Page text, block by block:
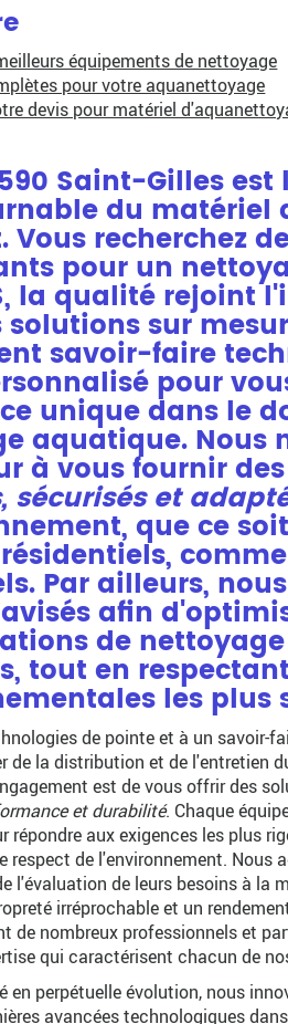
équipements de nettoyage
pour votre aquanettoyage
devis pour matériel
Saint-Gilles
du matériel
. Vous recherchez
pour un
la qualité rejoint
sur
savoir-faire
pour
unique dans le
aquatique. Nous
à vous fournir
sécurisés et
que ce
Par ailleurs,
afin
de
tout en
les plus
de pointe et à un savoir-
de la distribution et de l'entretien
est de vous offrir des
et durabilité. Chaque
répondre aux exigences les plus
respect de l'environnement. Nous
l'évaluation de leurs besoins à la
irréprochable et un
de nombreux professionnels et
qui caractérisent chacun de
en perpétuelle évolution, nous
avancées technologiques